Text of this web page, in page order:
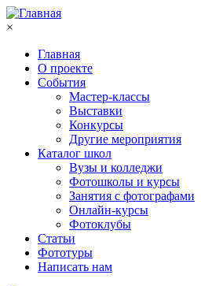
Перейти к основному содержанию
×
Главная
О проекте
События
Мастер-классы
Выставки
Конкурсы
Другие мероприятия
Каталог школ
Вузы и колледжи
Фотошколы и курсы
Занятия с фотографами
Онлайн-курсы
Фотоклубы
Статьи
Фототуры
Написать нам